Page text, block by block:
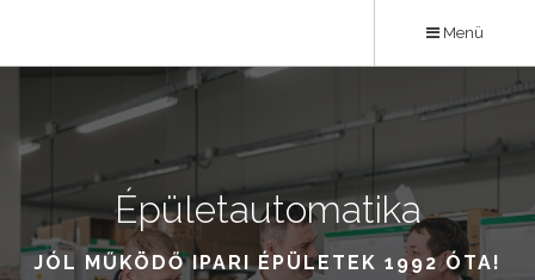
tartalomra
Menü
Épületautomatika
JÓL MŰKÖDŐ IPARI ÉPÜLETEK 1992 ÓTA!
Karrier
ÉPÍTSD NÁLUNK KARRIERED!